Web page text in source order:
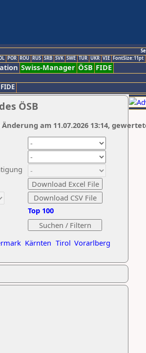
POR ROU RUS SRB SVK SWE TUR UKR VIE FontSize:11pt
Swiss-Manager ÖSB FIDE
ÖSB
Kärnten Tirol Vorarlberg
Top 100
Änderung am 11.07.2026 13:14,